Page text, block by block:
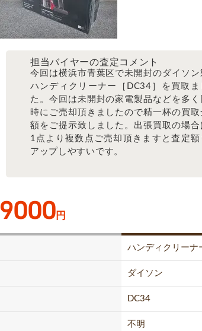
担当バイヤーの査定コメント
今回は横浜市青葉区で未開封のダイソン
ハンディクリーナー［DC34］を買取ま
た。今回は未開封の家電製品などを多く
時にご売却頂きましたので精一杯の買取
額をご提示致しました。出張買取の場合
1点より複数点ご売却頂きますと査定額
アップしやすいです。
9000円
ハンディクリーナ
ダイソン
DC34
不明